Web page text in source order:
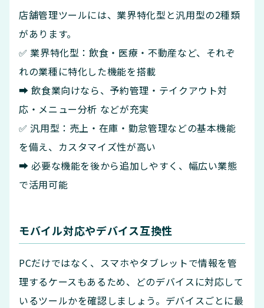
店舗管理ツールには、業界特化型と汎用型の2種類
があります。
✅ 業界特化型：飲食・医療・不動産など、それぞ
れの業種に特化した機能を搭載
➡ 飲食業向けなら、予約管理・テイクアウト対
応・メニュー分析 などが充実
✅ 汎用型：売上・在庫・勤怠管理などの基本機能
を備え、カスタマイズ性が高い
➡ 必要な機能を後から追加しやすく、幅広い業態
で活用可能
モバイル対応やデバイス互換性
PCだけではなく、スマホやタブレットで情報を管
理するケースもあるため、どのデバイスに対応して
いるツールかを確認しましょう。デバイスごとに最